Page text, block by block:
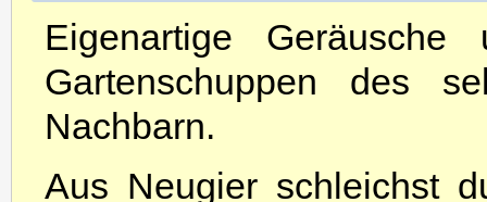
Eigenartige
Gartenschuppen des
Nachbarn.
Aus Neugier schleichst